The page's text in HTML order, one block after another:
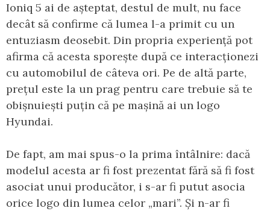
Ioniq 5 ai de așteptat, destul de mult, nu face
decât să confirme că lumea l-a primit cu un
entuziasm deosebit. Din propria experiență pot
afirma că acesta sporește după ce interacționezi
cu automobilul de câteva ori. Pe de altă parte,
prețul este la un prag pentru care trebuie să te
obișnuiești puțin că pe mașină ai un logo
Hyundai.
De fapt, am mai spus-o la prima întâlnire: dacă
modelul acesta ar fi fost prezentat fără să fi fost
asociat unui producător, i s-ar fi putut asocia
orice logo din lumea celor „mari”. Și n-ar fi